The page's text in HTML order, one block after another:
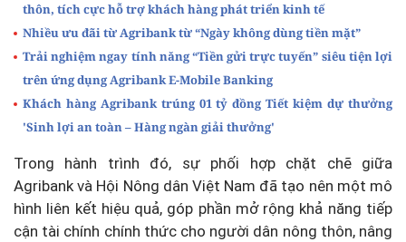
thôn, tích cực hỗ trợ khách hàng phát triển kinh tế
Nhiều ưu đãi từ Agribank từ “Ngày không dùng tiền mặt”
Trải nghiệm ngay tính năng “Tiền gửi trực tuyến” siêu tiện lợi
trên ứng dụng Agribank E-Mobile Banking
Khách hàng Agribank trúng 01 tỷ đồng Tiết kiệm dự thưởng
'Sinh lợi an toàn – Hàng ngàn giải thưởng'
Trong hành trình đó, sự phối hợp chặt chẽ giữa
Agribank và Hội Nông dân Việt Nam đã tạo nên một mô
hình liên kết hiệu quả, góp phần mở rộng khả năng tiếp
cận tài chính chính thức cho người dân nông thôn, nâng